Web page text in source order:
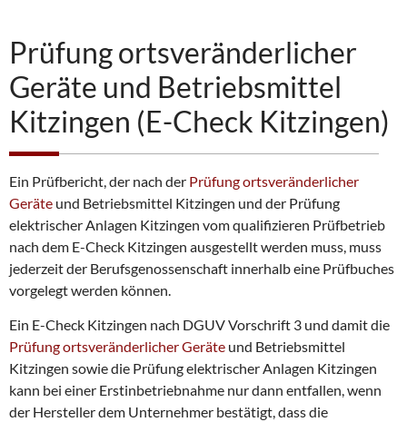
Prüfung ortsveränderlicher
Geräte und Betriebsmittel
Kitzingen (E-Check Kitzingen)
Ein Prüfbericht, der nach der Prüfung ortsveränderlicher
Geräte und Betriebsmittel Kitzingen und der Prüfung
elektrischer Anlagen Kitzingen vom qualifizieren Prüfbetrieb
nach dem E-Check Kitzingen ausgestellt werden muss, muss
jederzeit der Berufsgenossenschaft innerhalb eine Prüfbuches
vorgelegt werden können.
Ein E-Check Kitzingen nach DGUV Vorschrift 3 und damit die
Prüfung ortsveränderlicher Geräte und Betriebsmittel
Kitzingen sowie die Prüfung elektrischer Anlagen Kitzingen
kann bei einer Erstinbetriebnahme nur dann entfallen, wenn
der Hersteller dem Unternehmer bestätigt, dass die